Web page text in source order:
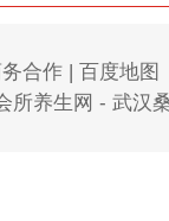
合作 | 百度地图
所养生网 - 武汉